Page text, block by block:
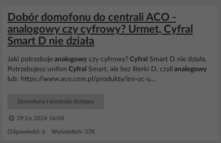
Dobór domofonu do centrali ACO -
analogowy czy cyfrowy? Urmet, Cyfral
Smart D nie działa
Jaki potrzebuje analogowy czy cyfrowy? Cyfral Smart D nie działa.
Potrzebujesz unifon Cyfral Smart, ale bez literki D, czyli analogowy
lub: https://www.aco.com.pl/produkty/ins-uc-u...
Domofony i kontrola dostępu
29 Lis 2024 16:04
Odpowiedzi: 6 Wyświetleń: 378